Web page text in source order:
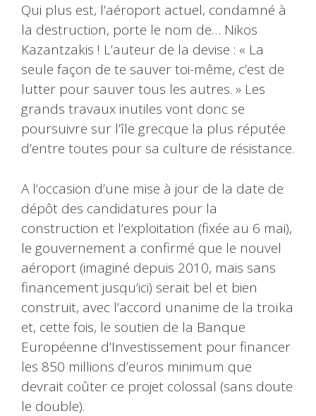
Qui plus est, l’aéroport actuel, condamné à
la destruction, porte le nom de… Nikos
Kazantzakis ! L’auteur de la devise : « La
seule façon de te sauver toi-même, c’est de
lutter pour sauver tous les autres. » Les
grands travaux inutiles vont donc se
poursuivre sur l’île grecque la plus réputée
d’entre toutes pour sa culture de résistance.
A l’occasion d’une mise à jour de la date de
dépôt des candidatures pour la
construction et l’exploitation (fixée au 6 mai),
le gouvernement a confirmé que le nouvel
aéroport (imaginé depuis 2010, mais sans
financement jusqu’ici) serait bel et bien
construit, avec l’accord unanime de la troïka
et, cette fois, le soutien de la Banque
Européenne d’Investissement pour financer
les 850 millions d’euros minimum que
devrait coûter ce projet colossal (sans doute
le double).